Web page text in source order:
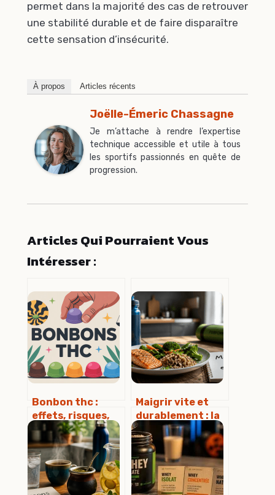
permet dans la majorité des cas de retrouver
une stabilité durable et de faire disparaître
cette sensation d’insécurité.
À propos Articles récents
Joëlle-Émeric Chassagne
Je m’attache à rendre l’expertise
technique accessible et utile à tous
les sportifs passionnés en quête de
progression.
Articles Qui Pourraient Vous
Intéresser :
Bonbon thc :
effets, risques,
dosage et cadre
légal en france
Maigrir vite et
durablement : la
méthode du
déficit calorique
et du sport
régulier